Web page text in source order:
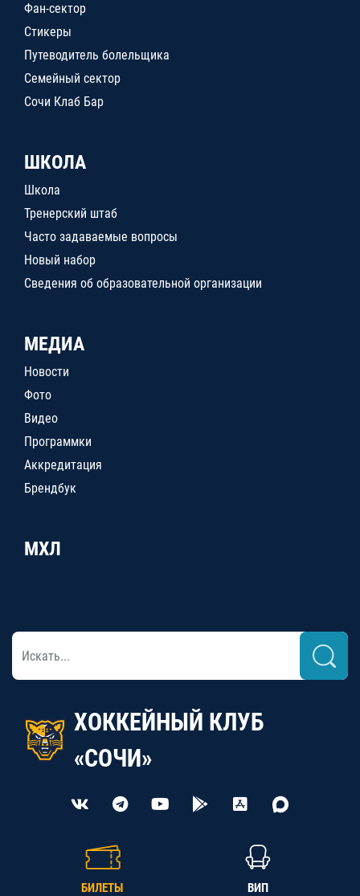
Фан-сектор
Стикеры
Путеводитель болельщика
Семейный сектор
Сочи Клаб Бар
ШКОЛА
Школа
Тренерский штаб
Часто задаваемые вопросы
Новый набор
Сведения об образовательной организации
МЕДИА
Новости
Фото
Видео
Программки
Аккредитация
Брендбук
МХЛ
ХОККЕЙНЫЙ КЛУБ
«СОЧИ»
БИЛЕТЫ ВИП